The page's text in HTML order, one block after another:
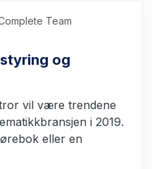
Team
og
vil være trendene
i 2019.
eller en